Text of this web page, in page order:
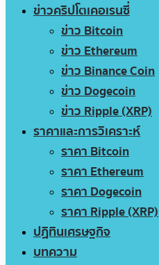
ข่าวคริปโตเคอเรนซี่
ข่าว Bitcoin
ข่าว Ethereum
ข่าว Binance Coin
ข่าว Dogecoin
ข่าว Ripple (XRP)
ราคาและการวิเคราะห์
ราคา Bitcoin
ราคา Ethereum
ราคา Dogecoin
ราคา Ripple (XRP)
ปฏิทินเศรษฐกิจ
บทความ